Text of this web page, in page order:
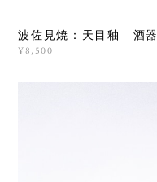
波佐見焼：天目釉 酒器
¥8,500